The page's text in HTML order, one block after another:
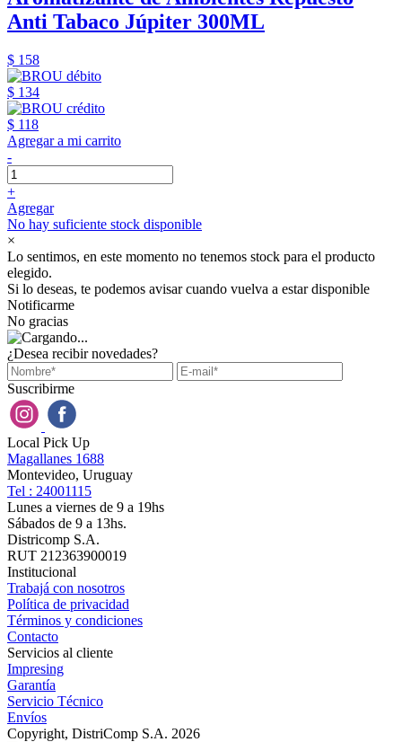
Anti Tabaco Júpiter 300ML
$ 158
$ 134
$ 118
Agregar a mi carrito
-
+
Agregar
No hay suficiente stock disponible
×
Lo sentimos, en este momento no tenemos stock para el producto
elegido.
Si lo deseas, te podemos avisar cuando vuelva a estar disponible
Notificarme
No gracias
¿Desea recibir novedades?
Suscribirme
Local Pick Up
Magallanes 1688
Montevideo, Uruguay
Tel : 24001115
Lunes a viernes de 9 a 19hs
Sábados de 9 a 13hs.
Districomp S.A.
RUT 212363900019
Institucional
Trabajá con nosotros
Política de privacidad
Términos y condiciones
Contacto
Servicios al cliente
Impresing
Garantía
Servicio Técnico
Envíos
Copyright, DistriComp S.A. 2026